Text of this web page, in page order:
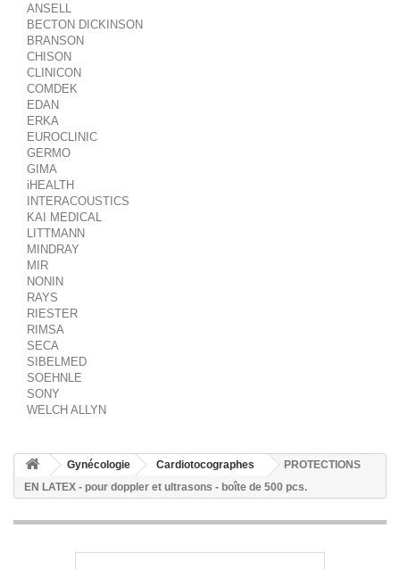
ANSELL
BECTON DICKINSON
BRANSON
CHISON
CLINICON
COMDEK
EDAN
ERKA
EUROCLINIC
GERMO
GIMA
iHEALTH
INTERACOUSTICS
KAI MEDICAL
LITTMANN
MINDRAY
MIR
NONIN
RAYS
RIESTER
RIMSA
SECA
SIBELMED
SOEHNLE
SONY
WELCH ALLYN
Gynécologie Cardiotocographes
PROTECTIONS
EN LATEX - pour doppler et ultrasons - boîte de 500 pcs.